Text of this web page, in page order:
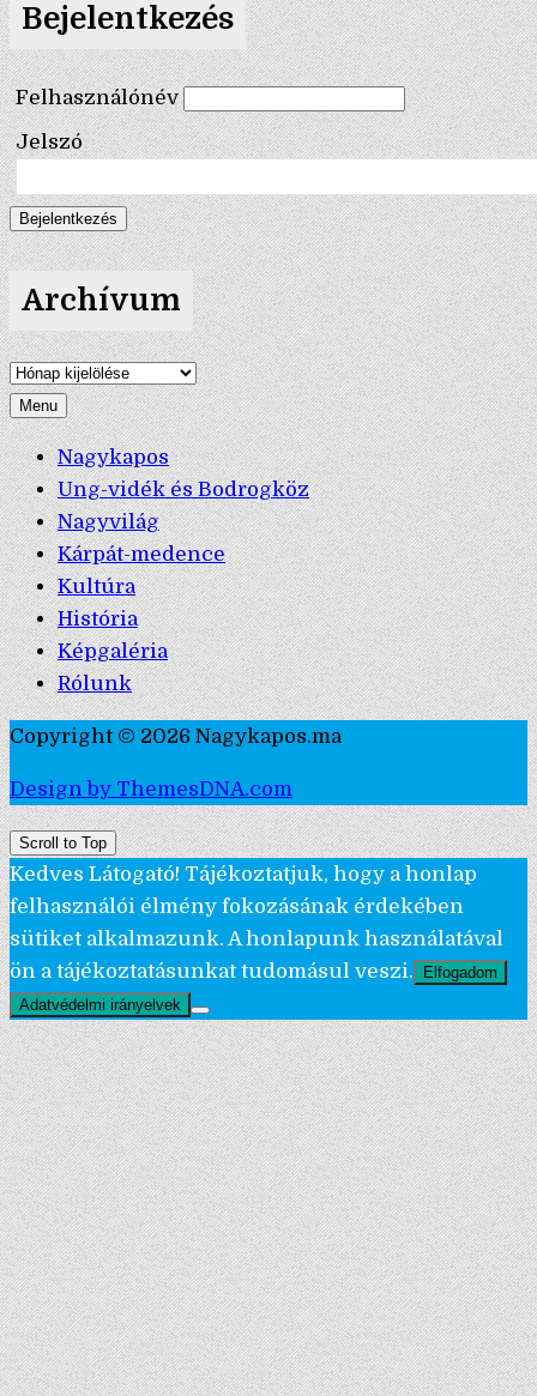
Bejelentkezés
Felhasználónév
Jelszó
Archívum
Archívum
Menu
Nagykapos
Ung-vidék és Bodrogköz
Nagyvilág
Kárpát-medence
Kultúra
História
Képgaléria
Rólunk
Copyright © 2026 Nagykapos.ma
Design by ThemesDNA.com
Scroll to Top
Kedves Látogató! Tájékoztatjuk, hogy a honlap
felhasználói élmény fokozásának érdekében
sütiket alkalmazunk. A honlapunk használatával
ön a tájékoztatásunkat tudomásul veszi.
Elfogadom
Adatvédelmi irányelvek